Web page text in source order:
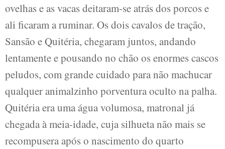
ovelhas e as vacas deitaram-se atrás dos porcos e
ali ficaram a ruminar. Os dois cavalos de tração,
Sansão e Quitéria, chegaram juntos, andando
lentamente e pousando no chão os enormes cascos
peludos, com grande cuidado para não machucar
qualquer animalzinho porventura oculto na palha.
Quitéria era uma água volumosa, matronal já
chegada à meia-idade, cuja silhueta não mais se
recompusera após o nascimento do quarto